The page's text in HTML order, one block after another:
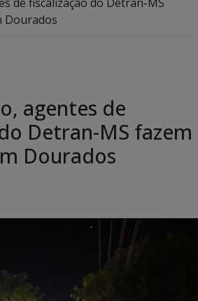
Dourados
agentes de
Detran-MS fazem
Dourados